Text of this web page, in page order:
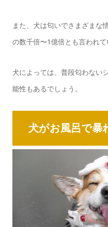
また、犬は匂いでさまざまな
の数千倍〜1億倍とも言われて
犬によっては、普段匂わない
能性もあるでしょう。
犬がお風呂で暴